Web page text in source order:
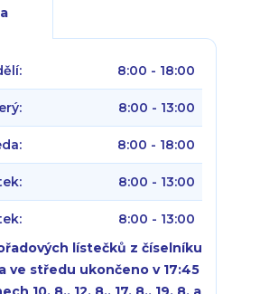
8:00 - 18:00
8:00 - 13:00
8:00 - 18:00
8:00 - 13:00
8:00 - 13:00
lístečků z číselníku
ve středu ukončeno v 17:45